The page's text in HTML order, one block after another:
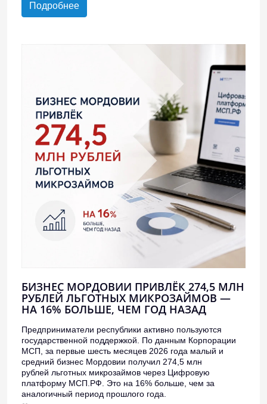
Подробнее
БИЗНЕС МОРДОВИИ ПРИВЛЁК 274,5 МЛН
РУБЛЕЙ ЛЬГОТНЫХ МИКРОЗАЙМОВ —
НА 16% БОЛЬШЕ, ЧЕМ ГОД НАЗАД
Предприниматели республики активно пользуются
государственной поддержкой. По данным Корпорации
МСП, за первые шесть месяцев 2026 года малый и
средний бизнес Мордовии получил 274,5 млн
рублей льготных микрозаймов через Цифровую
платформу МСП.РФ. Это на 16% больше, чем за
аналогичный период прошлого года.